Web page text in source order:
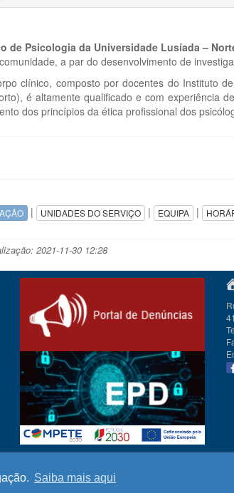
Saiba mais aqui
de Psicologia da Universidade Lusíada –
a par do desenvolvimento de
clínico, composto por docentes do Instituto
é altamente qualificado e com experiência
dos princípios da ética profissional dos
| UNIDADES DO SERVIÇO | EQUIPA |
2021-11-30 12:28